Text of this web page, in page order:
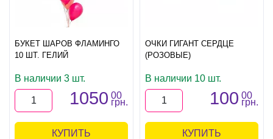
БУКЕТ ШАРОВ ФЛАМИНГО
10 ШТ. ГЕЛИЙ
В наличии 3 шт.
1050 00
грн.
КУПИТЬ
ОЧКИ ГИГАНТ СЕРДЦЕ
(РОЗОВЫЕ)
В наличии 10 шт.
100 00
грн.
КУПИТЬ